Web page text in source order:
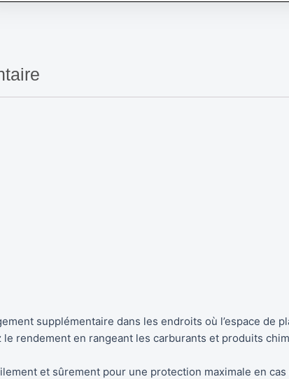
manuelle
supplémentaire dans les endroits où l’espace de
rendement en rangeant les carburants et produits
et sûrement pour une protection maximale en cas